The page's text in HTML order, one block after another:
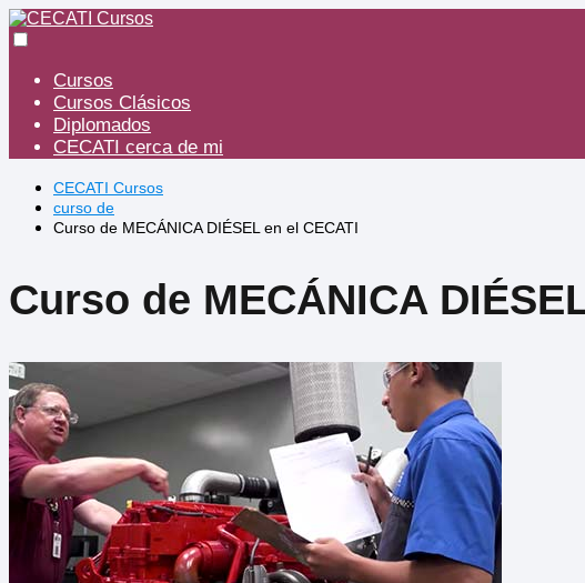
Cursos
Cursos Clásicos
Diplomados
CECATI cerca de mi
CECATI Cursos
curso de
Curso de MECÁNICA DIÉSEL en el CECATI
Curso de MECÁNICA